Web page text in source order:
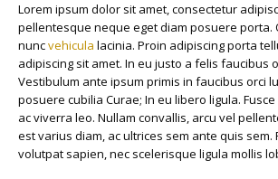
Lorem ipsum dolor sit amet, consectetur
pellentesque neque eget diam posuere porta.
nuncvehicula lacinia. Proin adipiscing porta
adipiscing sit amet. In eu justo a felis faucibus
Vestibulum ante ipsum primis in faucibus orci
posuere cubilia Curae; In eu libero ligula.
ac viverra leo. Nullam convallis, arcu vel
est varius diam, ac ultrices sem ante quis sem.
volutpat sapien, nec scelerisque ligula mollis